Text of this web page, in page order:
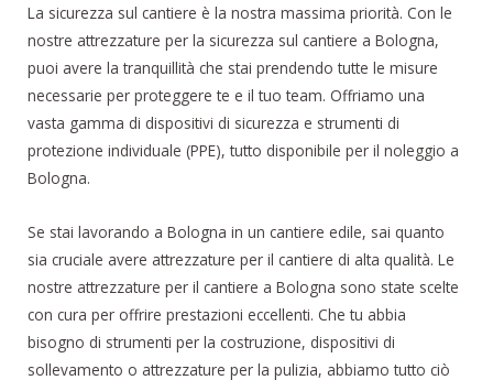
La sicurezza sul cantiere è la nostra massima priorità. Con le
nostre attrezzature per la sicurezza sul cantiere a Bologna,
puoi avere la tranquillità che stai prendendo tutte le misure
necessarie per proteggere te e il tuo team. Offriamo una
vasta gamma di dispositivi di sicurezza e strumenti di
protezione individuale (PPE), tutto disponibile per il noleggio a
Bologna.
Se stai lavorando a Bologna in un cantiere edile, sai quanto
sia cruciale avere attrezzature per il cantiere di alta qualità. Le
nostre attrezzature per il cantiere a Bologna sono state scelte
con cura per offrire prestazioni eccellenti. Che tu abbia
bisogno di strumenti per la costruzione, dispositivi di
sollevamento o attrezzature per la pulizia, abbiamo tutto ciò